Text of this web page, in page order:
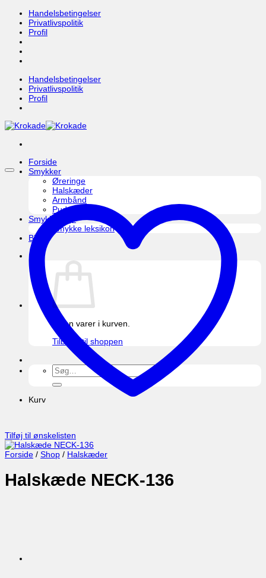
Fortsæt
indhold
Handelsbetingelser
Privatlivspolitik
Profil
Handelsbetingelser
Privatlivspolitik
Profil
Forside
Smykker
Øreringe
Halskæder
Armbånd
Pudseklud
Smykkepleje
Smykke leksikon
Blog
Ingen varer i kurven.
Tilbage til shoppen
Søg
efter:
Kurv
Tilføj til ønskelisten
Forside / Shop / Halskæder
Halskæde NECK-136